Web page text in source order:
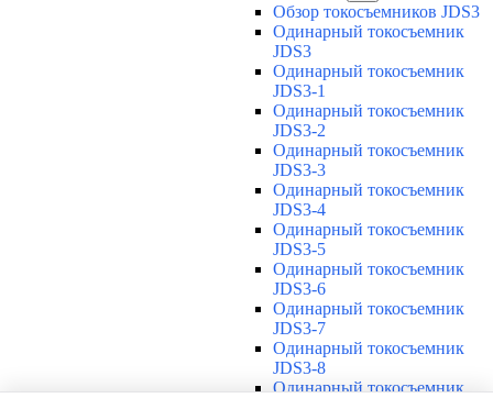
Обзор токосъемников JDS3
Одинарный токосъемник
JDS3
Одинарный токосъемник
JDS3-1
Одинарный токосъемник
JDS3-2
Одинарный токосъемник
JDS3-3
Одинарный токосъемник
JDS3-4
Одинарный токосъемник
JDS3-5
Одинарный токосъемник
JDS3-6
Одинарный токосъемник
JDS3-7
Одинарный токосъемник
JDS3-8
Одинарный токосъемник